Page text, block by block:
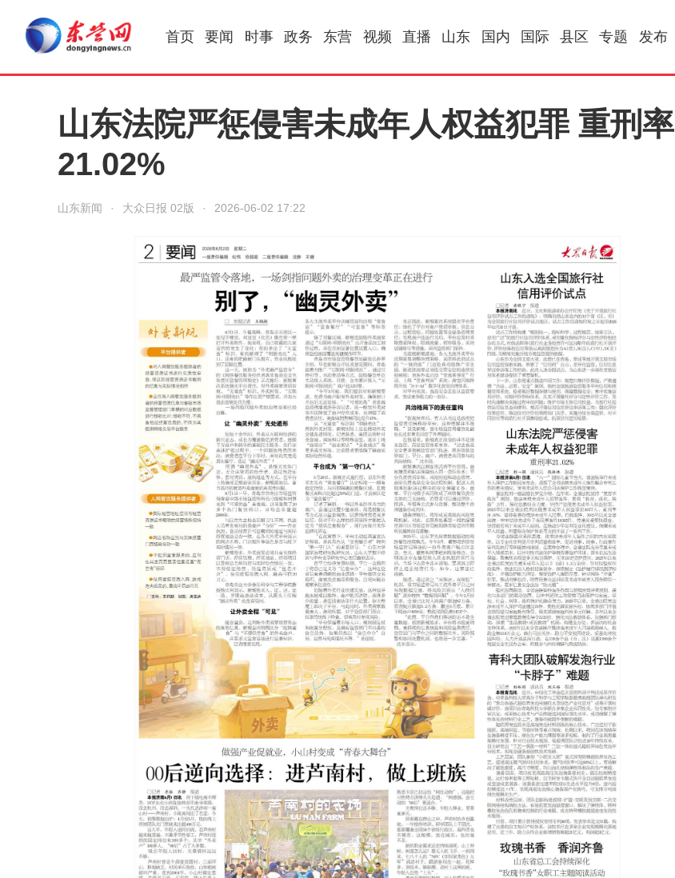
首页 要闻 时事 政务 东营 视频 直播 山东 国内 国际 县区 专题 发布
山东法院严惩侵害未成年人权益犯罪 重刑率
21.02%
山东新闻 · 大众日报 02版 · 2026-06-02 17:22